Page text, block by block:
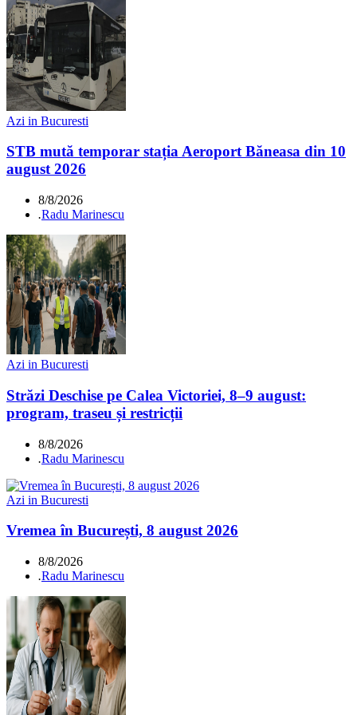
Azi in Bucuresti
STB mută temporar stația Aeroport Băneasa din 10
august 2026
8/8/2026
.Radu Marinescu
Azi in Bucuresti
Străzi Deschise pe Calea Victoriei, 8–9 august:
program, traseu și restricții
8/8/2026
.Radu Marinescu
Azi in Bucuresti
Vremea în București, 8 august 2026
8/8/2026
.Radu Marinescu